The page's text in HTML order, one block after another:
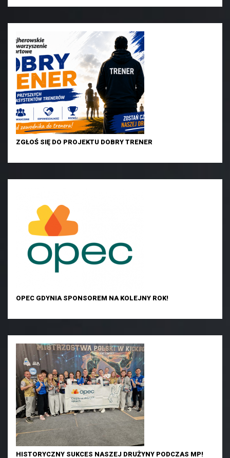
ZGŁOŚ SIĘ DO PROJEKTU DOBRY TRENER
OPEC GDYNIA SPONSOREM NA KOLEJNY ROK!
HISTORYCZNY SUKCES NASZEJ DRUŻYNY PODCZAS MP!